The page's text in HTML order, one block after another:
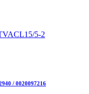
/ 0020097216